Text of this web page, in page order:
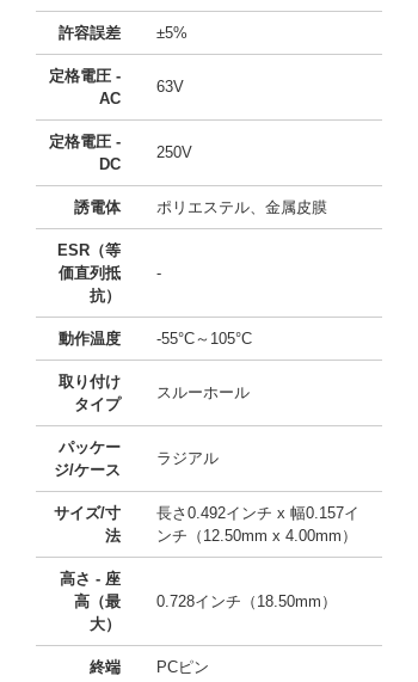
許容誤差 ±5%
定格電圧 -
AC
63V
定格電圧 -
DC
250V
誘電体 ポリエステル、金属皮膜
ESR（等
価直列抵
抗）
-
動作温度 -55°C～105°C
取り付け
タイプ
スルーホール
パッケー
ジ/ケース
ラジアル
サイズ/寸
法
長さ0.492インチ x 幅0.157イ
ンチ（12.50mm x 4.00mm）
高さ - 座
高（最
大）
0.728インチ（18.50mm）
終端 PCピン